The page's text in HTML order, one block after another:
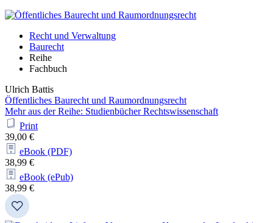
Recht und Verwaltung
Baurecht
Reihe
Fachbuch
Ulrich Battis
Öffentliches Baurecht und Raumordnungsrecht
Mehr aus der Reihe: Studienbücher Rechtswissenschaft
Print
39,00 €
eBook (PDF)
38,99 €
eBook (ePub)
38,99 €